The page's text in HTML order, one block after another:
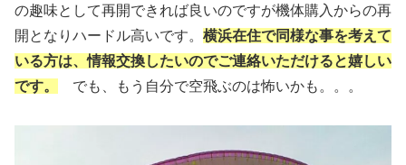
の趣味として再開できれば良いのですが機体購入からの再
開となりハードル高いです。 横浜在住で同様な事を考えて
いる方は、情報交換したいのでご連絡いただけると嬉しい
です。
でも、もう自分で空飛ぶのは怖いかも。。。